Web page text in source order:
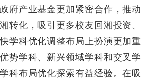
府产业基金更加紧密合作，推动
转化，吸引更多校友回湘投资、
学科优化调整布局上扮演更加重
势学科、新兴领域学科和交叉学
科布局优化探索有益经验。在吸